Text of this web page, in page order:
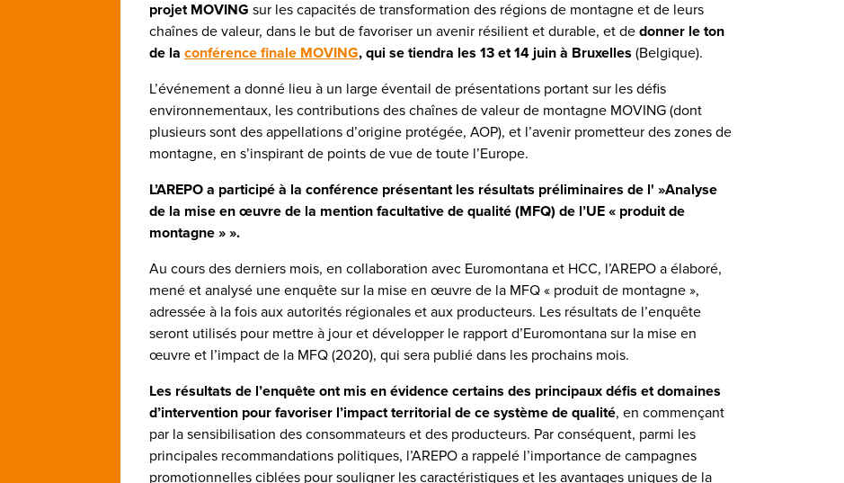
projet MOVING sur les capacités de transformation des régions de montagne et de leurs
chaînes de valeur, dans le but de favoriser un avenir résilient et durable, et de donner le ton
de la conférence finale MOVING, qui se tiendra les 13 et 14 juin à Bruxelles (Belgique).
L’événement a donné lieu à un large éventail de présentations portant sur les défis
environnementaux, les contributions des chaînes de valeur de montagne MOVING (dont
plusieurs sont des appellations d’origine protégée, AOP), et l’avenir prometteur des zones de
montagne, en s’inspirant de points de vue de toute l’Europe.
L’AREPO a participé à la conférence présentant les résultats préliminaires de l' »Analyse
de la mise en œuvre de la mention facultative de qualité (MFQ) de l’UE « produit de
montagne » ».
Au cours des derniers mois, en collaboration avec Euromontana et HCC, l’AREPO a élaboré,
mené et analysé une enquête sur la mise en œuvre de la MFQ « produit de montagne »,
adressée à la fois aux autorités régionales et aux producteurs. Les résultats de l’enquête
seront utilisés pour mettre à jour et développer le rapport d’Euromontana sur la mise en
œuvre et l’impact de la MFQ (2020), qui sera publié dans les prochains mois.
Les résultats de l’enquête ont mis en évidence certains des principaux défis et domaines
d’intervention pour favoriser l’impact territorial de ce système de qualité, en commençant
par la sensibilisation des consommateurs et des producteurs. Par conséquent, parmi les
principales recommandations politiques, l’AREPO a rappelé l’importance de campagnes
promotionnelles ciblées pour souligner les caractéristiques et les avantages uniques de la